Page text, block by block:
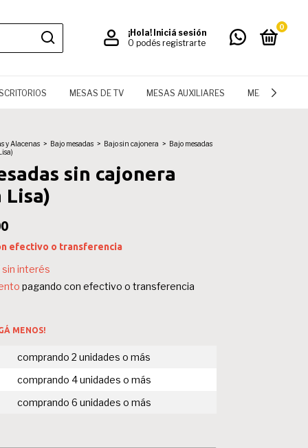
¡Hola! Iniciá sesión
O podés registrarte
0
MESAS DE TV MESAS AUXILIARES MESAS
y Alacenas > Bajo mesadas > Bajo sin cajonera > Bajo mesadas
sin cajonera
Lisa)
efectivo o transferencia
sin interés
pagando con efectivo o transferencia
MENOS!
comprando 2 unidades o más
comprando 4 unidades o más
comprando 6 unidades o más